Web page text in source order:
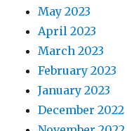
May 2023
April 2023
March 2023
February 2023
January 2023
December 2022